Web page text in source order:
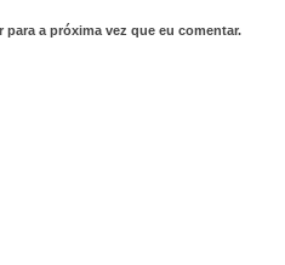
a próxima vez que eu comentar.